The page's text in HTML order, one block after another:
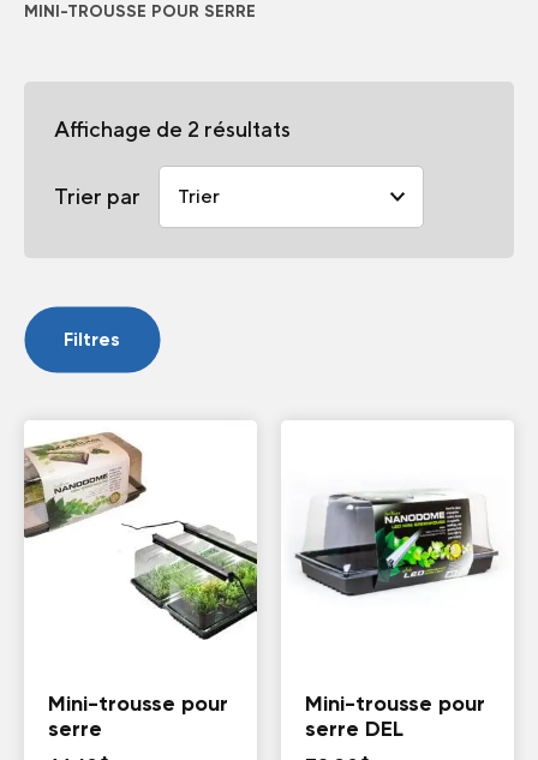
MINI-TROUSSE POUR SERRE
Affichage de 2 résultats
Trier par
Filtres
Mini-trousse pour
serre
Mini-trousse pour
serre DEL